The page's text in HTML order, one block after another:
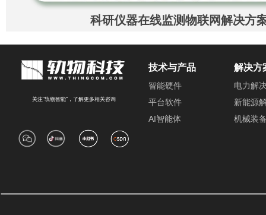
科研仪器在线监测物联网解决方
关注”轨物智能“，了解更多相关咨询
解决方
电力解
新能源
机械装
技术与产品
智能硬件
平台软件
AI智能体